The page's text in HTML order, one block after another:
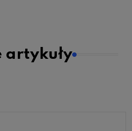
artykuły